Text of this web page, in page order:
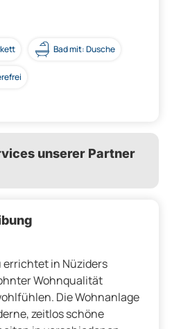
Bad mit: Dusche
unserer Partner
errichtet in Nüziders
Wohnqualität
Die Wohnanlage
zeitlos schöne